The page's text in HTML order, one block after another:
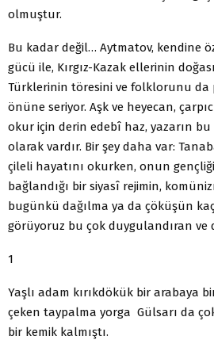
olmuştur.
Bu kadar değil… Aytmatov, kendine
gücü ile, Kırgız-Kazak ellerinin
Türklerinin töresini ve folklorunu da
önüne seriyor. Aşk ve heyecan,
okur için derin edebî haz, yazarın
olarak vardır. Bir şey daha var:
çileli hayatını okurken, onun
bağlandığı bir siyasî rejimin,
bugünkü dağılma ya da çöküşün
görüyoruz bu çok duygulandıran
1
Yaşlı adam kırıkdökük bir arabaya
çeken taypalma yorga Gülsarı da
bir kemik kalmıştı.